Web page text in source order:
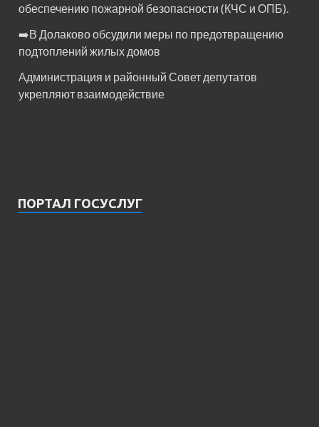
обеспечению пожарной безопасности (КЧС и ОПБ).
➡️В Долаково обсудили меры по предотвращению
подтоплений жилых домов
Администрация и районный Совет депутатов
укрепляют взаимодействие
ПОРТАЛ ГОСУСЛУГ